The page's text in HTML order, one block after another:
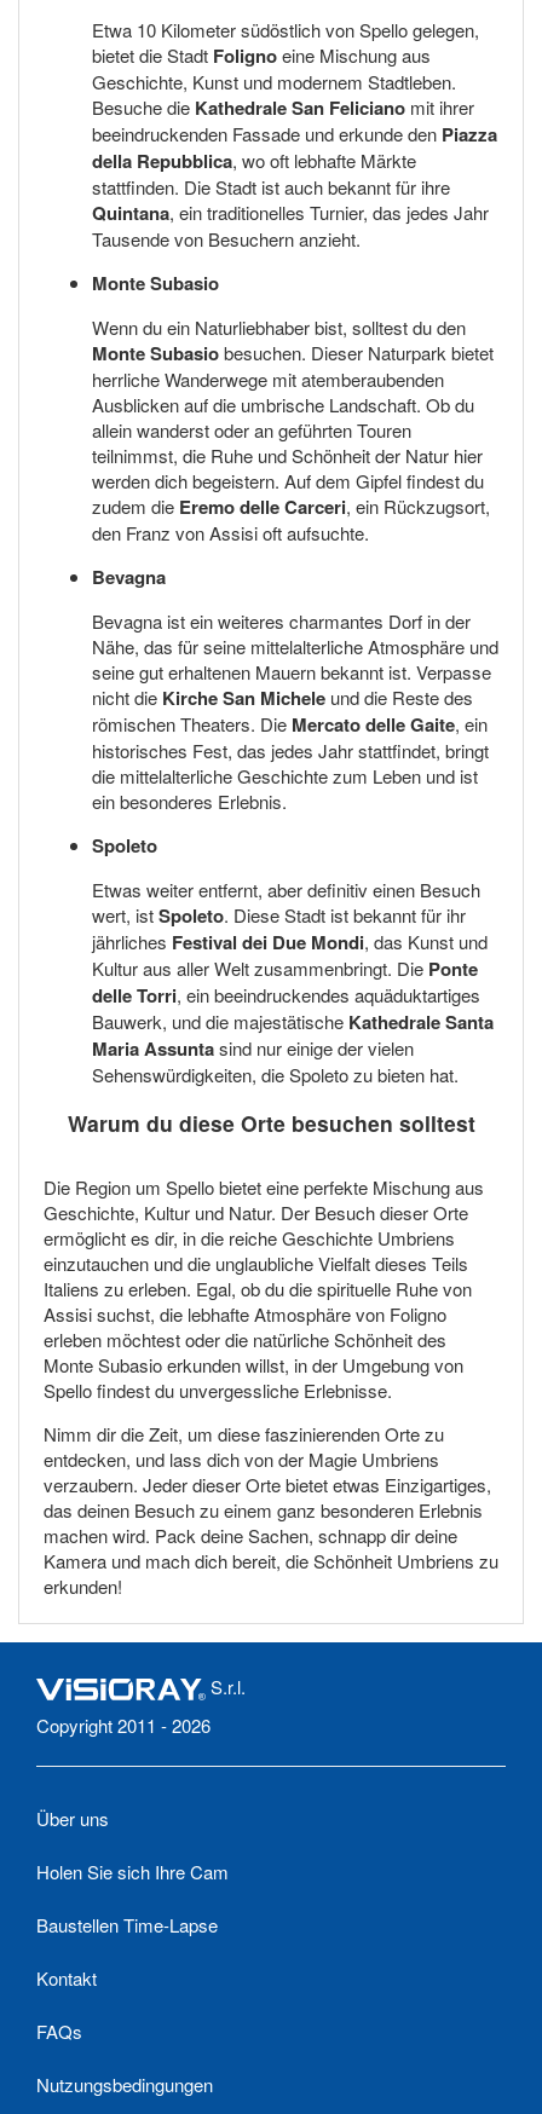
Etwa 10 Kilometer südöstlich von Spello gelegen,
bietet die Stadt Folignoeine Mischung aus
Geschichte, Kunst und modernem Stadtleben.
Besuche die Kathedrale San Feliciano mit ihrer
beeindruckenden Fassade und erkunde den Piazza
della Repubblica, wo oft lebhafte Märkte
stattfinden. Die Stadt ist auch bekannt für ihre
Quintana, ein traditionelles Turnier, das jedes Jahr
Tausende von Besuchern anzieht.
Monte Subasio
Wenn du ein Naturliebhaber bist, solltest du den
Monte Subasiobesuchen. Dieser Naturpark bietet
herrliche Wanderwege mit atemberaubenden
Ausblicken auf die umbrische Landschaft. Ob du
allein wanderst oder an geführten Touren
teilnimmst, die Ruhe und Schönheit der Natur hier
werden dich begeistern. Auf dem Gipfel findest du
zudem die Eremo delle Carceri, ein Rückzugsort,
den Franz von Assisi oft aufsuchte.
Bevagna
Bevagna ist ein weiteres charmantes Dorf in der
Nähe, das für seine mittelalterliche Atmosphäre und
seine gut erhaltenen Mauern bekannt ist. Verpasse
nicht die Kirche San Michele und die Reste des
römischen Theaters. Die Mercato delle Gaite, ein
historisches Fest, das jedes Jahr stattfindet, bringt
die mittelalterliche Geschichte zum Leben und ist
ein besonderes Erlebnis.
Spoleto
Etwas weiter entfernt, aber definitiv einen Besuch
wert, istSpoleto. Diese Stadt ist bekannt für ihr
jährliches Festival dei Due Mondi, das Kunst und
Kultur aus aller Welt zusammenbringt. Die Ponte
delle Torri, ein beeindruckendes aquäduktartiges
Bauwerk, und die majestätische Kathedrale Santa
Maria Assuntasind nur einige der vielen
Sehenswürdigkeiten, die Spoleto zu bieten hat.
Warum du diese Orte besuchen solltest
Die Region um Spello bietet eine perfekte Mischung aus
Geschichte, Kultur und Natur. Der Besuch dieser Orte
ermöglicht es dir, in die reiche Geschichte Umbriens
einzutauchen und die unglaubliche Vielfalt dieses Teils
Italiens zu erleben. Egal, ob du die spirituelle Ruhe von
Assisi suchst, die lebhafte Atmosphäre von Foligno
erleben möchtest oder die natürliche Schönheit des
Monte Subasio erkunden willst, in der Umgebung von
Spello findest du unvergessliche Erlebnisse.
Nimm dir die Zeit, um diese faszinierenden Orte zu
entdecken, und lass dich von der Magie Umbriens
verzaubern. Jeder dieser Orte bietet etwas Einzigartiges,
das deinen Besuch zu einem ganz besonderen Erlebnis
machen wird. Pack deine Sachen, schnapp dir deine
Kamera und mach dich bereit, die Schönheit Umbriens zu
erkunden!
S.r.l.
Copyright 2011 - 2026
Über uns
Holen Sie sich Ihre Cam
Baustellen Time-Lapse
Kontakt
FAQs
Nutzungsbedingungen